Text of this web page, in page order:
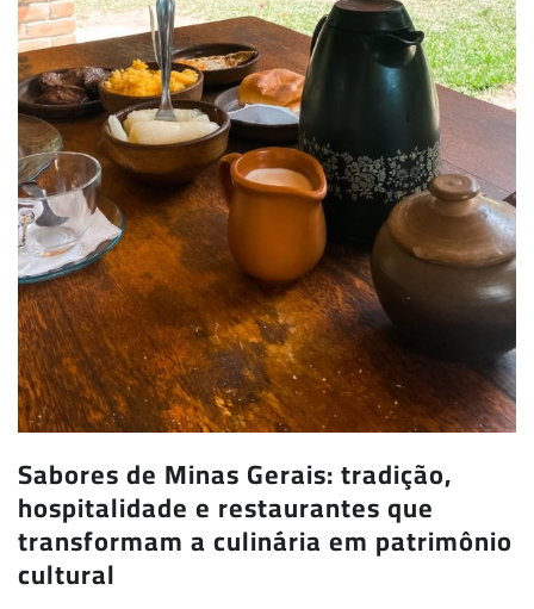
Sabores de Minas Gerais: tradição,
hospitalidade e restaurantes que
transformam a culinária em patrimônio
cultural